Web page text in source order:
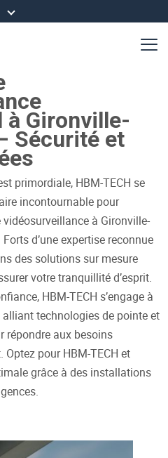
Gironville-
Sécurité et
primordiale, HBM-TECH se
incontournable pour
à Gironville-
d’une expertise reconnue
des solutions sur mesure
votre tranquillité d’esprit.
HBM-TECH s’engage à
technologies de pointe et
répondre aux besoins
pour HBM-TECH et
grâce à des installations